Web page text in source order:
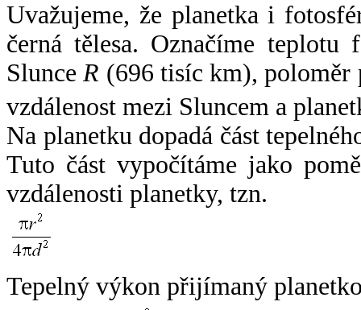
Uvažujeme, že planetka i
černá tělesa. Označíme
SlunceR (696 tisíc km),
vzdálenost mezi Sluncem a
Na planetku dopadá část
Tuto část vypočítáme jako
vzdálenosti planetky, tzn.
Tepelný výkon přijímaný